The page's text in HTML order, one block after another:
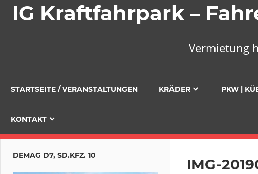
IG Kraftfahrpark –
Vermietung
STARTSEITE / VERANSTALTUNGEN KRÄDER PKW |
KONTAKT
IMG-
DEMAG D7, SD.KFZ. 10